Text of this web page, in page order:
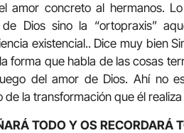
amor concreto al hermanos.
de Dios sino la “ortopraxis”
existencial.. Dice muy bien
forma que habla de las cosas
del amor de Dios. Ahí no
la transformación que él realiza
TODO Y OS RECORDARÁ